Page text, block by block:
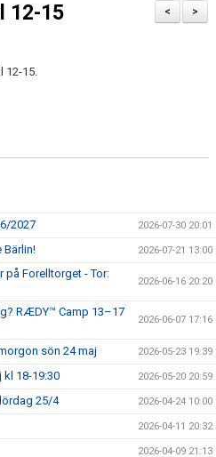
>
<
12-15
12-15.
2027 2026-07-30 20:01
Bärlin! 2026-07-21 13:00
på Forelltorget - Tor:
2026-06-16 20:20
RÆDY™ Camp 13–17
2026-06-07 17:16
sön 24 maj 2026-05-23 19:39
18-19:30 2026-05-20 20:59
25/4 2026-04-24 10:00
2026-04-11 20:32
2026-04-09 21:13